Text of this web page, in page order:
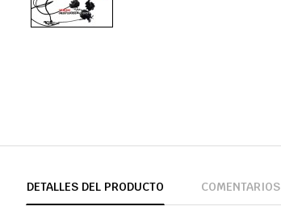
DETALLES DEL PRODUCTO COMENTARIOS